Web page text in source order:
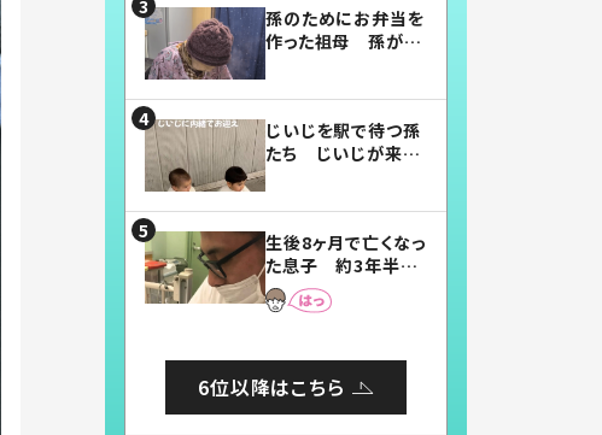
孫のためにお弁当を
作った祖母 孫が絶
じいじを駅で待つ孫
たち じいじが来た
まらない」「幸せにな
れる」
生後8ヶ月で亡くなっ
た息子 約3年半
後、当時の妻の日記
に書いてあった本音
6位以降はこちら